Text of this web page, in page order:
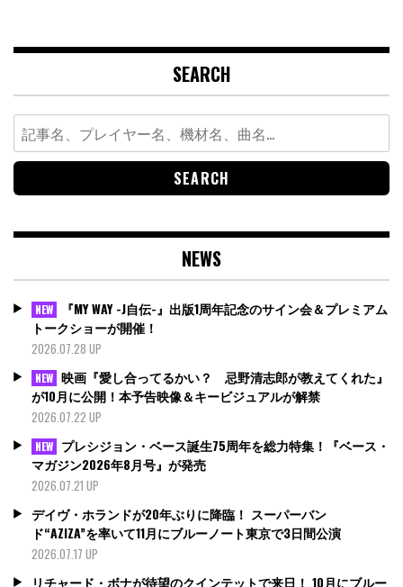
SEARCH
Search
for:
NEWS
NEW
『MY WAY -J自伝-』出版1周年記念のサイン会＆プレミアム
トークショーが開催！
2026.07.28 UP
NEW 映画『愛し合ってるかい？ 忌野清志郎が教えてくれた』
が10月に公開！本予告映像＆キービジュアルが解禁
2026.07.22 UP
NEW プレシジョン・ベース誕生75周年を総力特集！『ベース・
マガジン2026年8月号』が発売
2026.07.21 UP
デイヴ・ホランドが20年ぶりに降臨！ スーパーバン
ド“AZIZA”を率いて11月にブルーノート東京で3日間公演
2026.07.17 UP
リチャード・ボナが待望のクインテットで来日！ 10月にブルー